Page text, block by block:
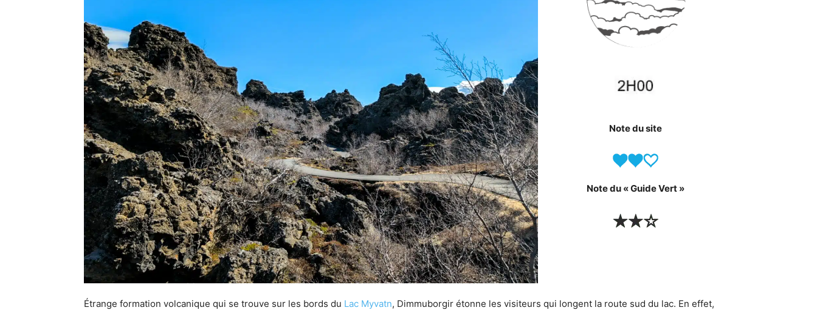
Note du site
Note du « Guide Vert »
Étrange formation volcanique qui se trouve sur les bords du Lac Myvatn, Dimmuborgir étonne les visiteurs qui longent la route sud du lac. En effet,